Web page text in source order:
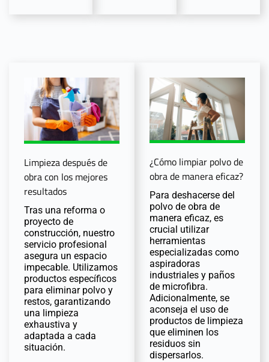
Limpieza después de
obra con los mejores
resultados
Tras una reforma o
proyecto de
construcción, nuestro
servicio profesional
asegura un espacio
impecable. Utilizamos
productos específicos
para eliminar polvo y
restos, garantizando
una limpieza
exhaustiva y
adaptada a cada
situación.
¿Cómo limpiar polvo de
obra de manera eficaz?
Para deshacerse del
polvo de obra de
manera eficaz, es
crucial utilizar
herramientas
especializadas como
aspiradoras
industriales y paños
de microfibra.
Adicionalmente, se
aconseja el uso de
productos de limpieza
que eliminen los
residuos sin
dispersarlos.